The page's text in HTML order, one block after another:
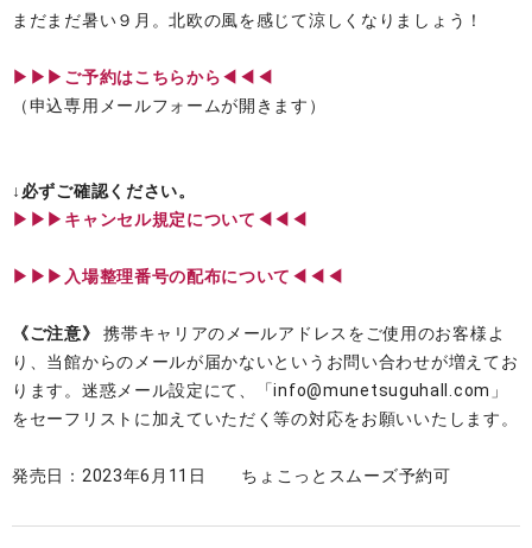
まだまだ暑い９月。北欧の風を感じて涼しくなりましょう！
▶︎▶︎▶︎ご予約はこちらから◀◀◀
（申込専用メールフォームが開きます）
↓必ずご確認ください。
▶︎▶︎▶︎キャンセル規定について◀◀◀
▶︎▶︎▶︎入場整理番号の配布について◀◀◀
《ご注意》
携帯キャリアのメールアドレスをご使用のお客様よ
り、当館からのメールが届かないというお問い合わせが増えてお
ります。迷惑メール設定にて、「info@munetsuguhall.com」
をセーフリストに加えていただく等の対応をお願いいたします。
発売日：2023年6月11日 ちょこっとスムーズ予約可